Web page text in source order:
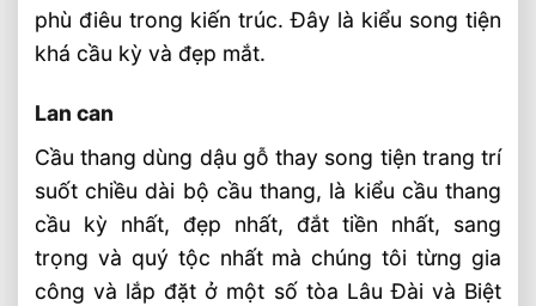
phù điêu trong kiến trúc. Đây là kiểu song tiện
khá cầu kỳ và đẹp mắt.
Lan can
Cầu thang dùng dậu gỗ thay song tiện trang trí
suốt chiều dài bộ cầu thang, là kiểu cầu thang
cầu kỳ nhất, đẹp nhất, đắt tiền nhất, sang
trọng và quý tộc nhất mà chúng tôi từng gia
công và lắp đặt ở một số tòa Lâu Đài và Biệt